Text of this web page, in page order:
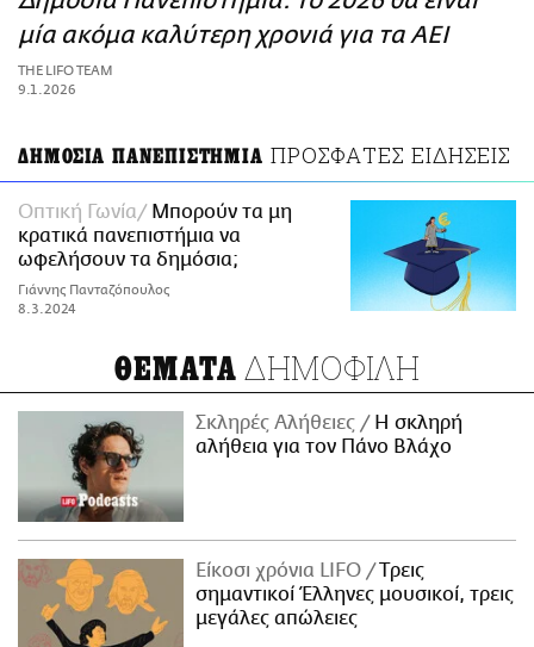
ΑΜΠΑ
PRINT
μία ακόμα καλύτερη χρονιά για τα ΑΕΙ
THE LIFO TEAM
9.1.2026
ΔΗΜΟΣΙΑ ΠΑΝΕΠΙΣΤΗΜΙΑ ΠΡΟΣΦΑΤΕΣ ΕΙΔΗΣΕΙΣ
Οπτική Γωνία
Μπορούν τα μη
κρατικά πανεπιστήμια να
ωφελήσουν τα δημόσια;
Γιάννης Πανταζόπουλος
8.3.2024
ΘΕΜΑΤΑ ΔΗΜΟΦΙΛΗ
Σκληρές Αλήθειες
H σκληρή
αλήθεια για τον Πάνο Βλάχο
Είκοσι χρόνια LIFO
Tρεις
σημαντικοί Έλληνες μουσικοί, τρεις
μεγάλες απώλειες